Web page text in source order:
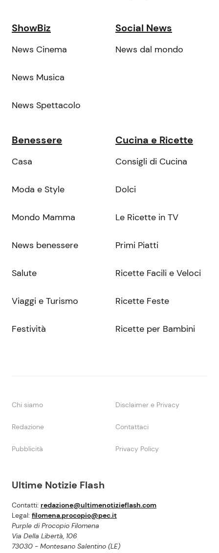
Ultime Notizie Flash
Contatti: redazione@ultimenotizieflash.com
Legal: filomena.procopio@pec.it
Purple di Procopio Filomena
Via Della Libertà, 106
73030 - Montesano Salentino (LE)
ShowBiz
News Cinema
News Musica
News Spettacolo
Social News
News dal mondo
Benessere
Casa
Moda e Style
Mondo Mamma
News benessere
Salute
Viaggi e Turismo
Festività
Cucina e Ricette
Consigli di Cucina
Dolci
Le Ricette in TV
Primi Piatti
Ricette Facili e Veloci
Ricette Feste
Ricette per Bambini
Chi siamo Disclaimer e Privacy
Redazione Contattaci
Pubblicità Privacy Policy